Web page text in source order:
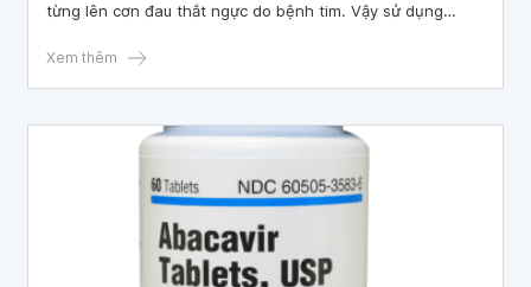
từng lên cơn đau thắt ngực do bệnh tim. Vậy sử dụng
Xem thêm